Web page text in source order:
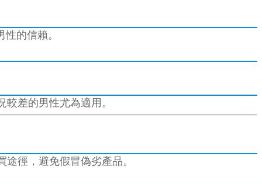
的信賴。
差的男性尤為適用。
途徑，避免假冒偽劣產品。